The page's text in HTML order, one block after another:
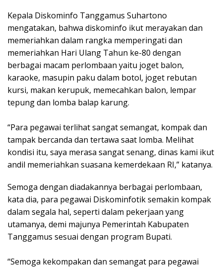
Kepala Diskominfo Tanggamus Suhartono
mengatakan, bahwa diskominfo ikut merayakan dan
memeriahkan dalam rangka memperingati dan
memeriahkan Hari Ulang Tahun ke-80 dengan
berbagai macam perlombaan yaitu joget balon,
karaoke, masupin paku dalam botol, joget rebutan
kursi, makan kerupuk, memecahkan balon, lempar
tepung dan lomba balap karung.
“Para pegawai terlihat sangat semangat, kompak dan
tampak bercanda dan tertawa saat lomba. Melihat
kondisi itu, saya merasa sangat senang, dinas kami ikut
andil memeriahkan suasana kemerdekaan RI,” katanya.
Semoga dengan diadakannya berbagai perlombaan,
kata dia, para pegawai Diskominfotik semakin kompak
dalam segala hal, seperti dalam pekerjaan yang
utamanya, demi majunya Pemerintah Kabupaten
Tanggamus sesuai dengan program Bupati.
“Semoga kekompakan dan semangat para pegawai